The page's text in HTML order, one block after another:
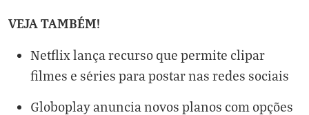
VEJA TAMBÉM!
Netflix lança recurso que permite clipar
filmes e séries para postar nas redes sociais
Globoplay anuncia novos planos com opções